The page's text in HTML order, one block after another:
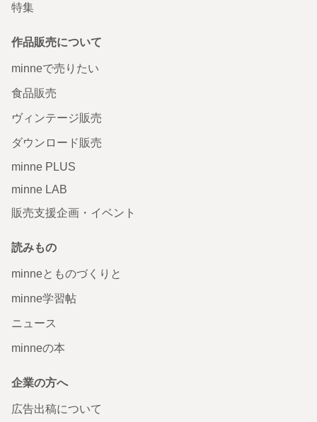
特集
作品販売について
minneで売りたい
食品販売
ヴィンテージ販売
ダウンロード販売
minne PLUS
minne LAB
販売支援企画・イベント
読みもの
minneとものづくりと
minne学習帖
ニュース
minneの本
企業の方へ
広告出稿について